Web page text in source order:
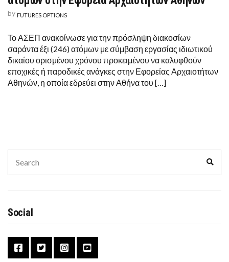
by FUTURES OPTIONS
Το ΑΣΕΠ ανακοίνωσε για την πρόσληψη διακοσίων
σαράντα έξι (246) ατόμων με σύμβαση εργασίας ιδιωτικού
δικαίου ορισμένου χρόνου προκειμένου να καλυφθούν
εποχικές ή παροδικές ανάγκες στην Εφορείας Αρχαιοτήτων
Αθηνών, η οποία εδρεύει στην Αθήνα του […]
for:
Social